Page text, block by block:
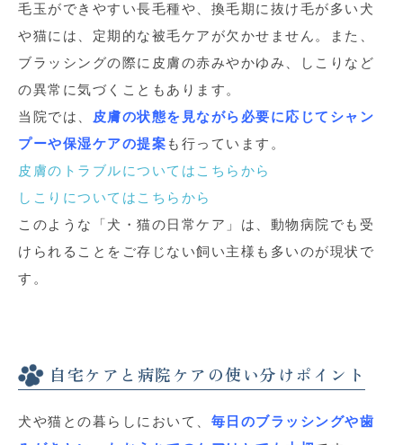
毛玉ができやすい長毛種や、換毛期に抜け毛が多い犬
や猫には、定期的な被毛ケアが欠かせません。また、
ブラッシングの際に皮膚の赤みやかゆみ、しこりなど
の異常に気づくこともあります。
当院では、 皮膚の状態を見ながら必要に応じてシャン
プーや保湿ケアの提案 も行っています。
皮膚のトラブルについてはこちらから
しこりについてはこちらから
このような「犬・猫の日常ケア」は、動物病院でも受
けられることをご存じない飼い主様も多いのが現状で
す。
自宅ケアと病院ケアの使い分けポイント
犬や猫との暮らしにおいて、 毎日のブラッシングや歯